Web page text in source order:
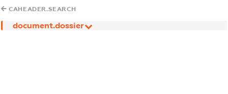
CAHEADER.SEARCH
document.dossier